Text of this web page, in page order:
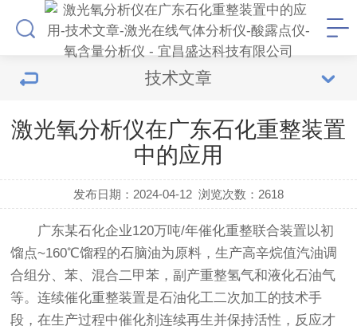
技术文章
激光氧分析仪在广东石化重整装置
中的应用
发布日期：2024-04-12 浏览次数： 2618
广东某石化企业120万吨/年催化重整联合装置以初
馏点~160℃馏程的石脑油为原料，生产高辛烷值汽油调
合组分、苯、混合二甲苯，副产重整氢气和液化石油气
等。连续催化重整装置是石油化工二次加工的技术手
段，在生产过程中催化剂连续再生并保持活性，反应才